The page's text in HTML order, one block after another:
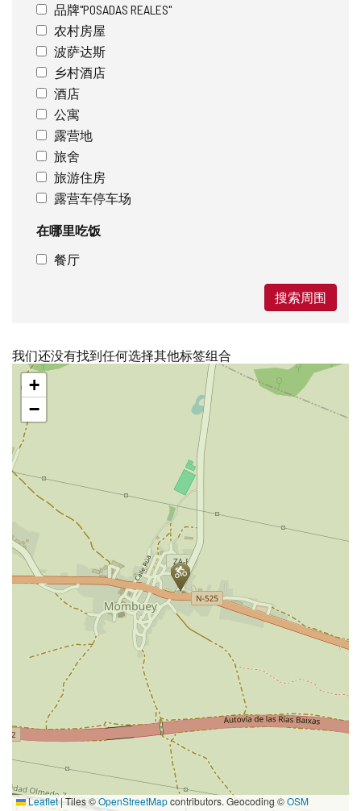
品牌"POSADAS REALES"
农村房屋
波萨达斯
乡村酒店
酒店
公寓
露营地
旅舍
旅游住房
露营车停车场
在哪里吃饭
餐厅
搜索周围
我们还没有找到任何选择其他标签组合
跳
过
地
图
+
−
Leaflet | Tiles ©OpenStreetMapcontributors. Geocoding ©OSM